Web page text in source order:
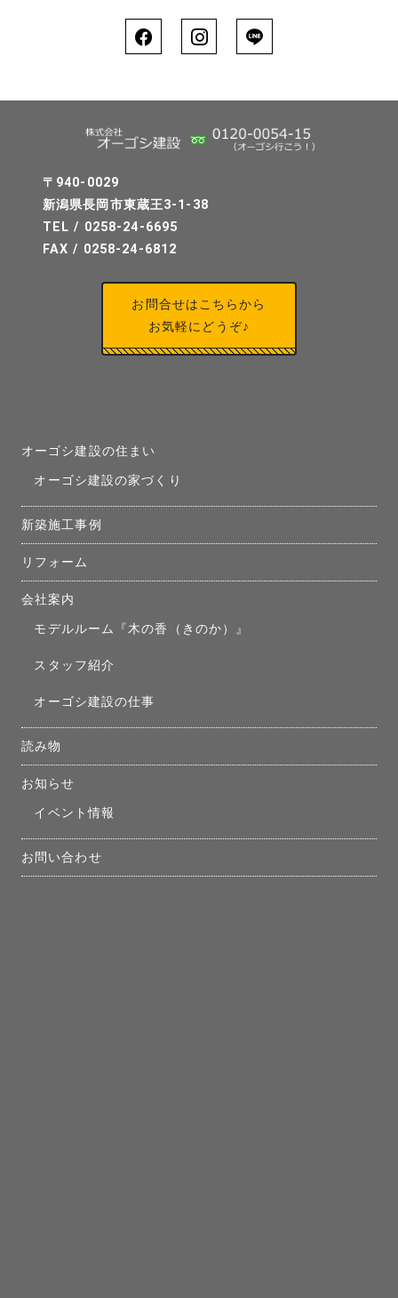
〒940-0029
新潟県長岡市東蔵王3-1-38
TEL / 0258-24-6695
FAX / 0258-24-6812
お問合せはこちらから
お気軽にどうぞ♪
オーゴシ建設の住まい
オーゴシ建設の家づくり
新築施工事例
リフォーム
会社案内
モデルルーム『木の香（きのか）』
スタッフ紹介
オーゴシ建設の仕事
読み物
お知らせ
イベント情報
お問い合わせ